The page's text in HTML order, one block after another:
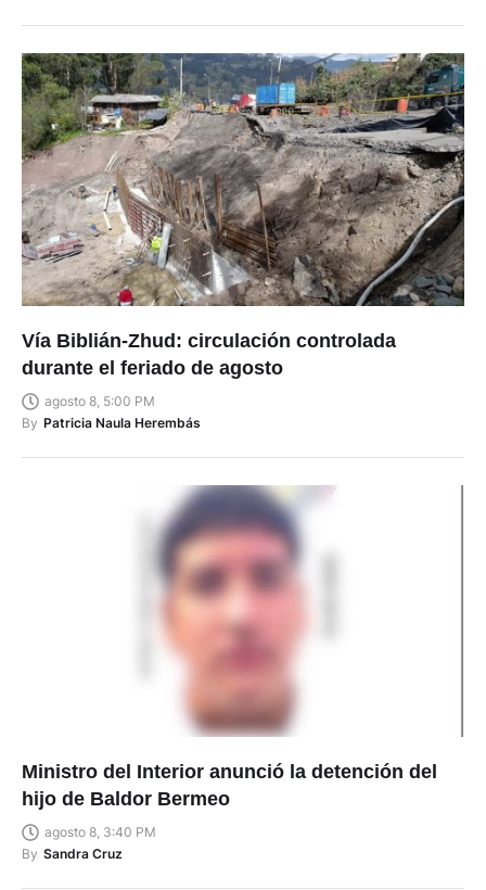
Vía Biblián-Zhud: circulación controlada
durante el feriado de agosto
agosto 8, 5:00 PM
By Patricia Naula Herembás
Ministro del Interior anunció la detención del
hijo de Baldor Bermeo
agosto 8, 3:40 PM
By Sandra Cruz